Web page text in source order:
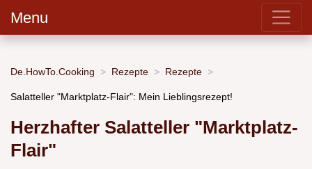
Menu
De.HowTo.Cooking Rezepte Rezepte
Salatteller "Marktplatz-Flair": Mein Lieblingsrezept!
Herzhafter Salatteller "Marktplatz-
Flair"